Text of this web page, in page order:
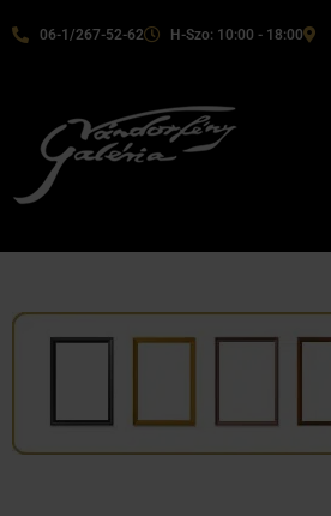
06-1/267-52-62 H-Szo: 10:00 - 18:00